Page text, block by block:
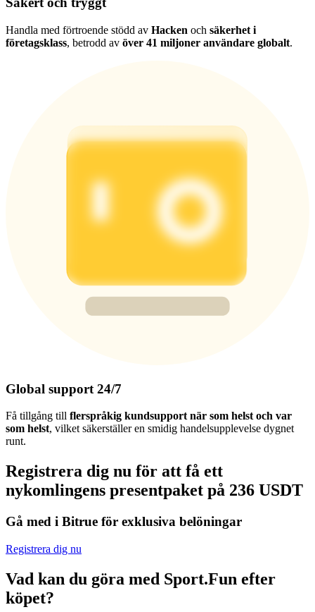
Handla med förtroende stödd av Hacken och säkerhet i
företagsklass, betrodd av över 41 miljoner användare globalt.
Global support 24/7
Få tillgång till flerspråkig kundsupport när som helst och var
som helst, vilket säkerställer en smidig handelsupplevelse dygnet
runt.
Registrera dig nu för att få ett
nykomlingens presentpaket på 236 USDT
Gå med i Bitrue för exklusiva belöningar
Registrera dig nu
Vad kan du göra med Sport.Fun efter
köpet?